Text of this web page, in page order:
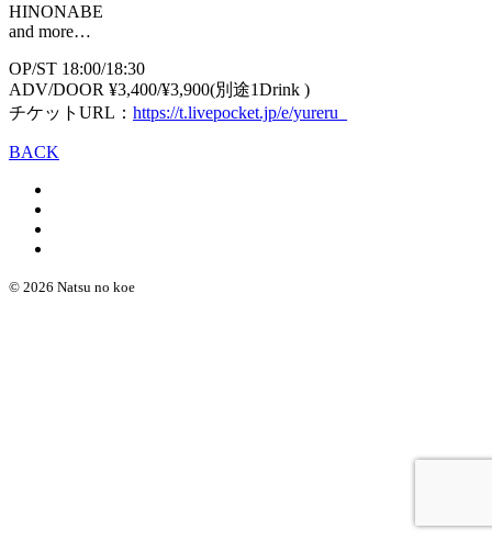
HINONABE
and more…
OP/ST 18:00/18:30
ADV/DOOR ¥3,400/¥3,900(別途1Drink )
チケットURL： https://t.livepocket.jp/e/yureru_
BACK
© 2026 Natsu no koe